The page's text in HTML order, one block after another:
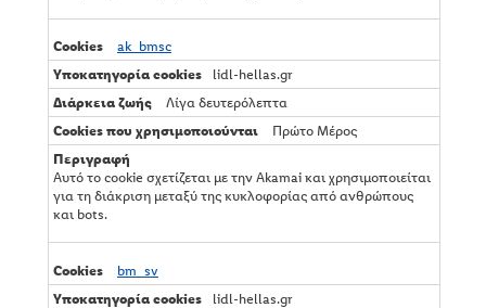
ak_bmsc
lidl-hellas.gr
Λίγα δευτερόλεπτα
Πρώτο Μέρος
Αυτό το cookie σχετίζεται με την Akamai και χρησιμοποιείται
για τη διάκριση μεταξύ της κυκλοφορίας από ανθρώπους
και bots.
bm_sv
lidl-hellas.gr